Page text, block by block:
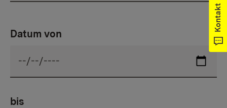
Datum von
bis
Kontakt